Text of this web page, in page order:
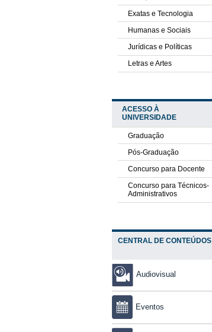
Exatas e Tecnologia
Humanas e Sociais
Jurídicas e Políticas
Letras e Artes
ACESSO À
UNIVERSIDADE
Graduação
Pós-Graduação
Concurso para Docente
Concurso para Técnicos-
Administrativos
CENTRAL DE CONTEÚDOS
Audiovisual
Eventos